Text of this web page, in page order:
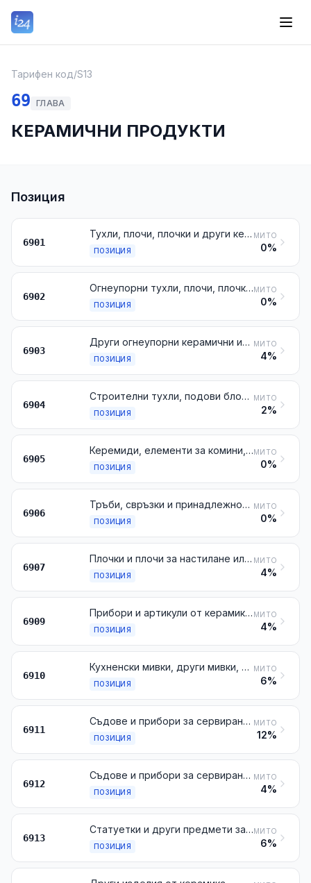
Тарифен код/S13
69 ГЛАВА
КЕРАМИЧНИ ПРОДУКТИ
Позиция
6901
Тухли, плочи, плочки и други керамични изделия от инфузорна силикатна пръст (например кизелгур, трипел, диатомит) или от аналогична силикатна пръст
ПОЗИЦИЯ
МИТО
0%
6902
Огнеупорни тухли, плочи, плочки и аналогични керамични изделия за строителството, различни от тези от инфузорна силикатна пръст или от аналогична силикатна пръст
ПОЗИЦИЯ
МИТО
0%
6903
Други огнеупорни керамични изделия (например реторти, тигели, муфели, форсунги, запушалки, стойки, чашки, тръби, защитни обвивки, пръчки и шибърни затвори), различни от тези от инфузорна силикатна пръст или от подобна силикатна пръст
ПОЗИЦИЯ
МИТО
4%
6904
Строителни тухли, подови блокчета, кахли и подобни артикули от керамика
ПОЗИЦИЯ
МИТО
2%
6905
Керемиди, елементи за комини, конструкции за отвеждане на дима, архитектурни орнаменти, от керамика, и други керамични изделия за строителството
ПОЗИЦИЯ
МИТО
0%
6906
Тръби, свръзки и принадлежности за тръбопроводи, от керамика
ПОЗИЦИЯ
МИТО
0%
6907
Плочки и плочи за настилане или облицоване, от керамика; кубчета, парчета и подобни артикули за мозайки, дори върху подложка, от керамика; керамика за дообработка
ПОЗИЦИЯ
МИТО
4%
6909
Прибори и артикули от керамика за химически или други технически цели; корита, вани и подобни съдове за селското стопанство от керамика; гърнета и подобни съдове за транспорт или амбалаж, от керамика
ПОЗИЦИЯ
МИТО
4%
6910
Кухненски мивки, други мивки, стойки за мивки, вани, бидета, тоалетни чинии, казанчета за тоалетни, писоари и подобни фиксирани приспособления за санитарна употреба, от керамика
ПОЗИЦИЯ
МИТО
6%
6911
Съдове и прибори за сервиране или за кухня, други домашни потреби и хигиенни или тоалетни артикули, от порцелан
ПОЗИЦИЯ
МИТО
12%
6912
Съдове и прибори за сервиране или за кухня, други домашни потреби и хигиенни или тоалетни артикули от керамични материали, различни от порцелана
ПОЗИЦИЯ
МИТО
4%
6913
Статуетки и други предмети за украса, от керамика
ПОЗИЦИЯ
МИТО
6%